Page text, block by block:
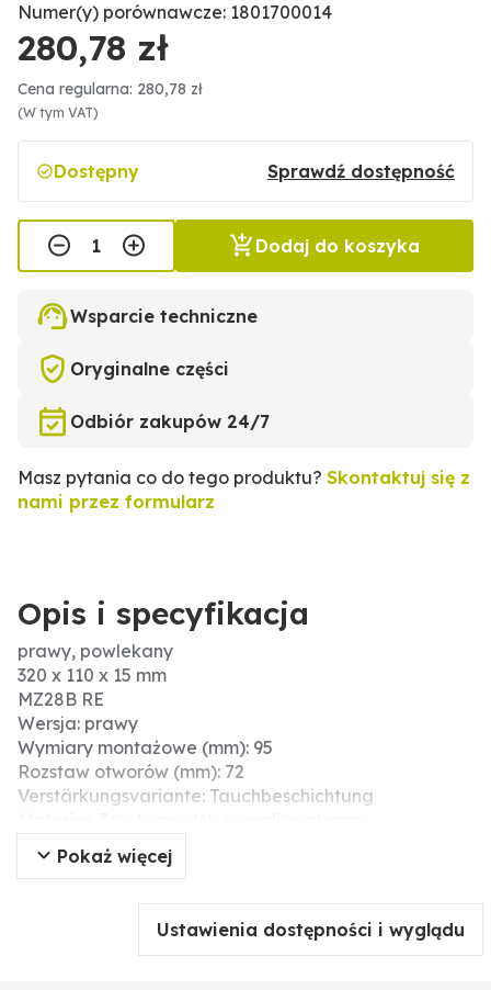
Numer(y) porównawcze: 1801700014
280,78 zł
Cena regularna: 280,78 zł
(W tym VAT)
Dostępny Sprawdź dostępność
Dodaj do koszyka
Wsparcie techniczne
Oryginalne części
Odbiór zakupów 24/7
Masz pytania co do tego produktu? Skontaktuj się z
nami przez formularz
Opis i specyfikacja
prawy, powlekany
320 x 110 x 15 mm
MZ28B RE
Wersja: prawy
Wymiary montażowe (mm): 95
Rozstaw otworów (mm): 72
Verstärkungsvariante: Tauchbeschichtung
Produkty Granit posiadają powłokę
Jako materiał nośny wybrano
posiadający wysoki udział chromu stop, do którego
Pokaż więcej
Ustawienia dostępności i wyglądu